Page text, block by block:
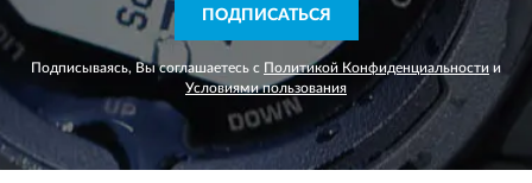
ПОДПИСАТЬСЯ
Подписываясь, Вы соглашаетесь с Политикой Конфиденциальности и
Условиями пользования